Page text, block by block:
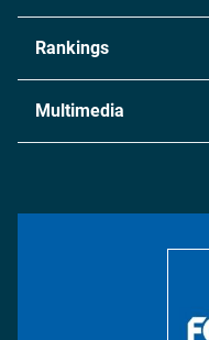
Chemie
Metall
Energie
Rankings
Multimedia